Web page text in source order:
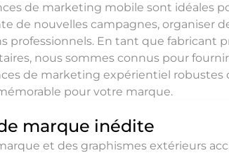
de marketing mobile sont idéales
de nouvelles campagnes, organiser
professionnels. En tant que fabricant
nous sommes connus pour
de marketing expérientiel robustes
pour votre marque.
marque inédite
et des graphismes extérieurs